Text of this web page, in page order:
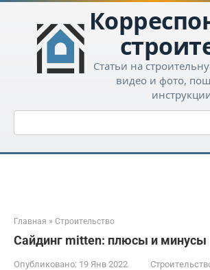
Перейти
контенту
Статьи на
видео и фото,
Поиск:
Главная » Строительство
Сайдинг mitten: плюсы и минусы
Опубликовано: 19 Янв 2022